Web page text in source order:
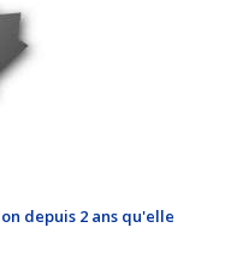
depuis 2 ans qu'elle